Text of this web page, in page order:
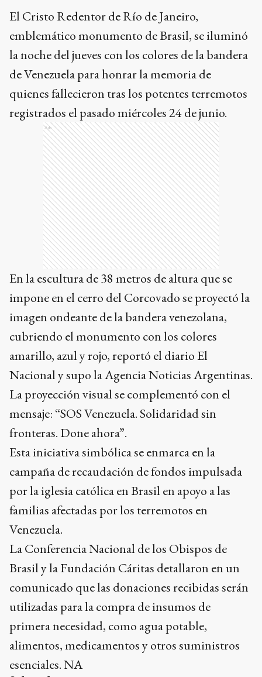
El Cristo Redentor de Río de Janeiro,
emblemático monumento de Brasil, se iluminó
la noche del jueves con los colores de la bandera
de Venezuela para honrar la memoria de
quienes fallecieron tras los potentes terremotos
registrados el pasado miércoles 24 de junio.
Ads
En la escultura de 38 metros de altura que se
impone en el cerro del Corcovado se proyectó la
imagen ondeante de la bandera venezolana,
cubriendo el monumento con los colores
amarillo, azul y rojo, reportó el diario El
Nacional y supo la Agencia Noticias Argentinas.
La proyección visual se complementó con el
mensaje: “SOS Venezuela. Solidaridad sin
fronteras. Done ahora”.
Esta iniciativa simbólica se enmarca en la
campaña de recaudación de fondos impulsada
por la iglesia católica en Brasil en apoyo a las
familias afectadas por los terremotos en
Venezuela.
La Conferencia Nacional de los Obispos de
Brasil y la Fundación Cáritas detallaron en un
comunicado que las donaciones recibidas serán
utilizadas para la compra de insumos de
primera necesidad, como agua potable,
alimentos, medicamentos y otros suministros
esenciales. NA